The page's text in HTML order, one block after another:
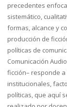
precedentes
sistemático,
formas, alcance y
producción de
políticas de
Comunicación
ficción– responde
institucionales,
políticas, que aquí